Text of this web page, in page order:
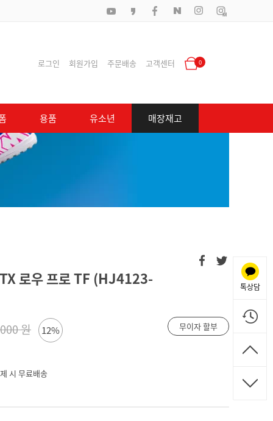
로그인 회원가입 주문배송 고객센터 0
용품 유소년 매장재고
로우 프로 TF (HJ4123-
원 12% 무이자 할부
시 무료배송
톡상담